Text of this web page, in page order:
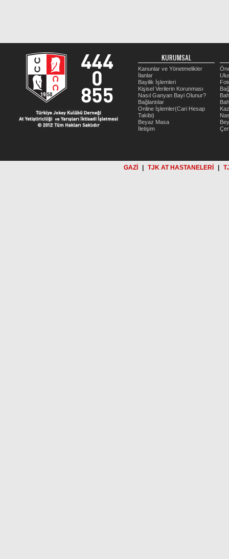
KURUMSAL
Kanunlar ve Yönetmelikler
İlanlar
Bayilik İşlemleri
Kişisel Verilerin Korunması
Nasıl Ganyan Bayi Olunur?
Bağlantılar
Online İşlemler(Cari Hesap
Takibi)
Beyaz Masa
İletişim
GAZİ TJK AT HASTANELERİ